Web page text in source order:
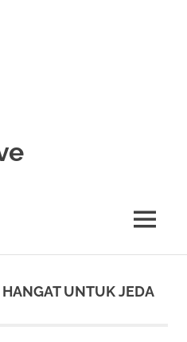
MENU
UNTUK JEDA